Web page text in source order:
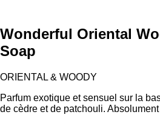
Wonderful Oriental
Soap
ORIENTAL & WOODY
Parfum exotique et sensuel sur la
de cèdre et de patchouli.